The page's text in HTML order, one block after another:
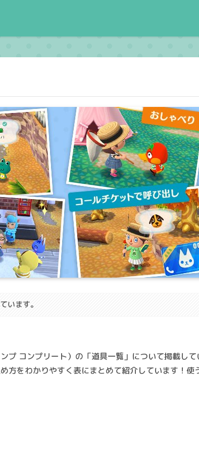
います。
プ コンプリート）の「道具一覧」について掲載し
方をわかりやすく表にまとめて紹介しています！使